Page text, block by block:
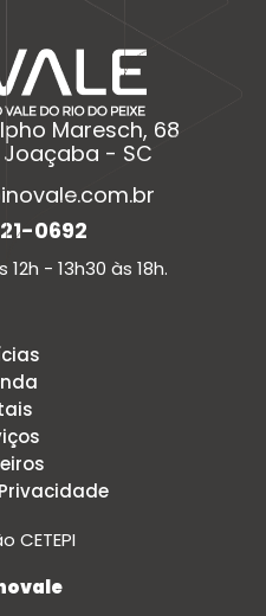
Maresch, 68
Joaçaba - SC
0692
- 13h30 às 18h.
CETEPI